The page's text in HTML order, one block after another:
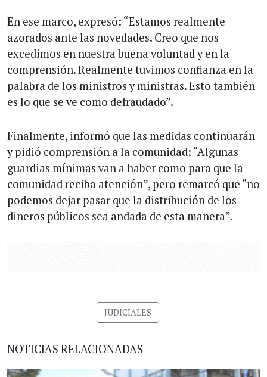
En ese marco, expresó: “Estamos realmente
azorados ante las novedades. Creo que nos
excedimos en nuestra buena voluntad y en la
comprensión. Realmente tuvimos confianza en la
palabra de los ministros y ministras. Esto también
es lo que se ve como defraudado”.
Finalmente, informó que las medidas continuarán
y pidió comprensión a la comunidad: “Algunas
guardias mínimas van a haber como para que la
comunidad reciba atención”, pero remarcó que “no
podemos dejar pasar que la distribución de los
dineros públicos sea andada de esta manera”.
JUDICIALES
NOTICIAS RELACIONADAS